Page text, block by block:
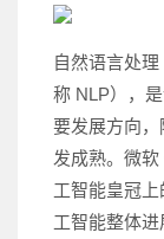
自然语言处
称 NLP），
要发展方向
发成熟。微软
工智能皇冠上
工智能整体